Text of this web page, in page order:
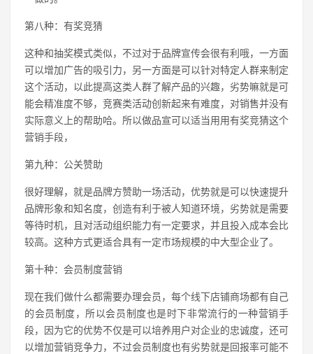
第八种：有奖竞猜
这种和抽奖模式类似，不过对于品牌宣传会很有利哦，一方面
可以增加广告的吸引力，另一方面是可以针对特定人群来制定
这个活动，以此提高这类人群了解产品的兴趣，劣势嘛就是可
能会精准度不够，竞赛类活动创新起来有难度，对销售并没有
实际意义上的帮助哈。所以做品宣可以适当用用有奖竞猜这个
营销手段，
第九种：公关赞助
很好理解，就是品牌方赞助一场活动，优势就是可以快速提升
品牌形象和知名度，创造有利于被人知道环境，劣势就是需要
等待时机，且对活动组织能力有一定要求，并且投入成本会比
较高。这种方式更适合具有一定市场规模的中大型企业了。
第十种：会员制度营销
现在我们做什么都需要办理会员，每个线下店铺商场都有自己
的会员制度，所以会员制度也是时下非常流行的一种营销手
段，因为它的优势不仅是可以培养用户对企业的忠诚度，还可
以增加营销竞争力，不过会员制度也有劣势就是回报率可能不